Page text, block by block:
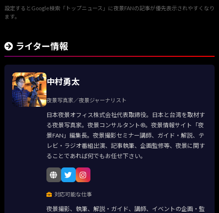
設定するとGoogle検索「トップニュース」に夜景FANの記事が優先表示されやすくなり
ます。
ライター情報
中村勇太
夜景写真家／夜景ジャーナリスト
日本夜景オフィス株式会社代表取締役。日本と台湾を取材す
る夜景写真家。夜景コンサルタント®。夜景情報サイト「夜
景FAN」編集長。夜景撮影セミナー講師、ガイド・解説、テ
レビ・ラジオ番組出演、記事執筆、企画監修等、夜景に関す
ることであれば何でもお任せ下さい。
対応可能な仕事
夜景撮影、執筆、解説・ガイド、講師、イベントの企画・監